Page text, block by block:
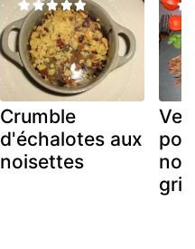
Crumble
d'échalotes aux
noisettes